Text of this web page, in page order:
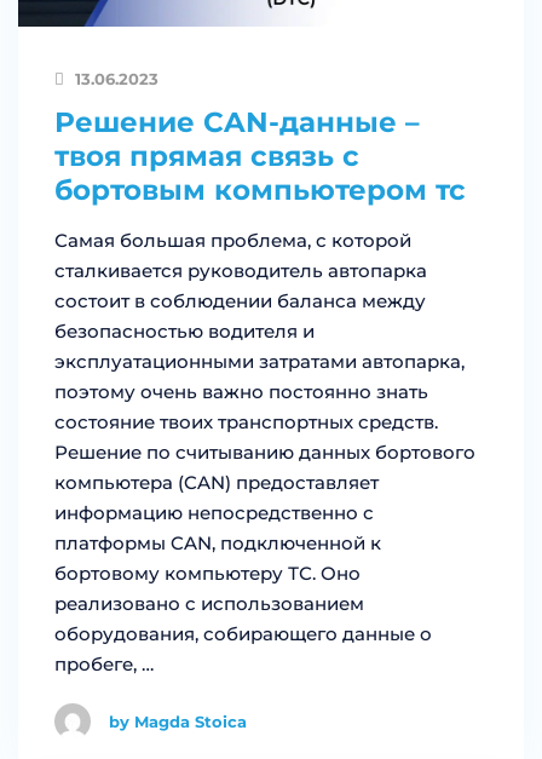
13.06.2023
Решение CAN-данные –
твоя прямая связь с
бортовым компьютером тс
Самая большая проблема, с которой
сталкивается руководитель автопарка
состоит в соблюдении баланса между
безопасностью водителя и
эксплуатационными затратами автопарка,
поэтому очень важно постоянно знать
состояние твоих транспортных средств.
Решение по считыванию данных бортового
компьютера (CAN) предоставляет
информацию непосредственно с
платформы CAN, подключенной к
бортовому компьютеру ТС. Оно
реализовано с использованием
оборудования, собирающего данные о
пробеге, …
by Magda Stoica